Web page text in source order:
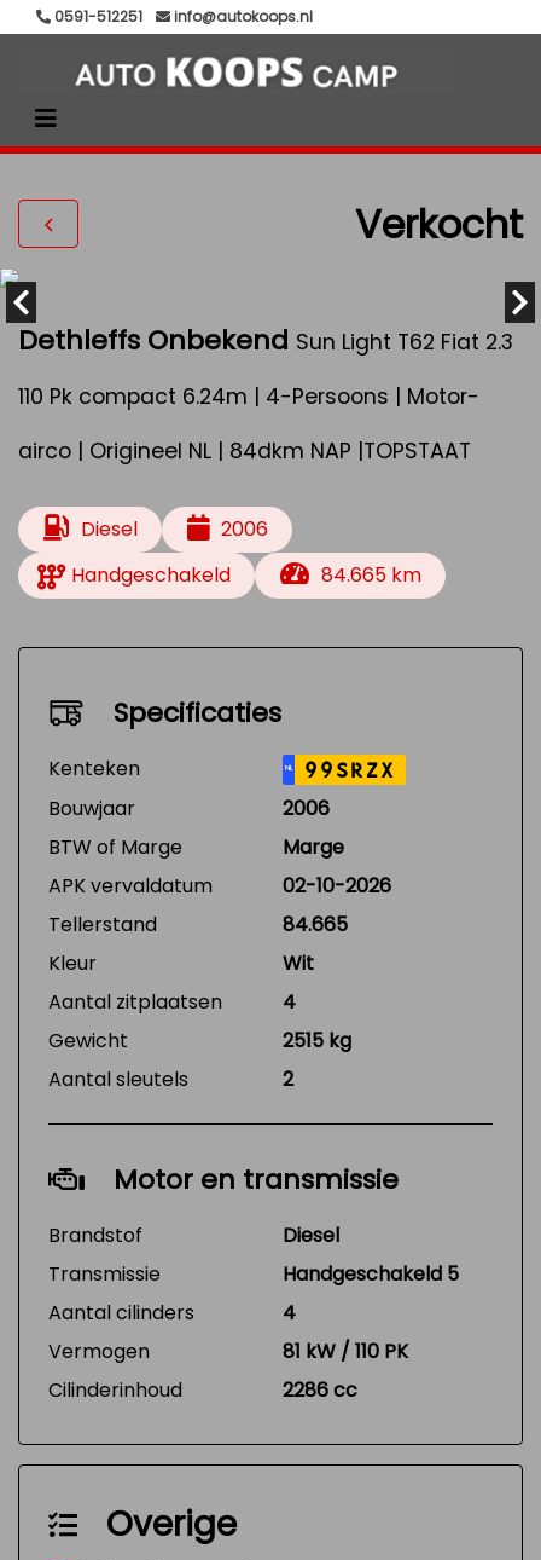
0591-512251 info@autokoops.nl
Verkocht
Dethleffs Onbekend Sun Light T62 Fiat 2.3
110 Pk compact 6.24m | 4-Persoons | Motor-
airco | Origineel NL | 84dkm NAP |TOPSTAAT
Diesel
2006
Handgeschakeld
84.665 km
Specificaties
Kenteken NL 99SRZX
Bouwjaar
2006
BTW of Marge
Marge
APK vervaldatum
02-10-2026
Tellerstand
84.665
Kleur
Wit
Aantal zitplaatsen
4
Gewicht
2515 kg
Aantal sleutels
2
Motor en transmissie
Brandstof
Diesel
Transmissie
Handgeschakeld 5
Aantal cilinders
4
Vermogen
81 kW / 110 PK
Cilinderinhoud
2286 cc
Overige